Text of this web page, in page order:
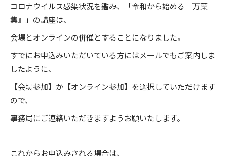
古代史
お知らせ
受講規約
特定商取引法に基づく表記
プライバシーポリシー
コロナウイルス感染状況を鑑み、「令和から始める『万葉
集』」の講座は、
会場とオンラインの併催とすることになりました。
すでにお申込みいただいている方にはメールでもご案内しま
したように、
【会場参加】か【オンライン参加】を選択していただけます
ので、
事務局にご連絡いただきますようお願いたします。
これからお申込みされる場合は、